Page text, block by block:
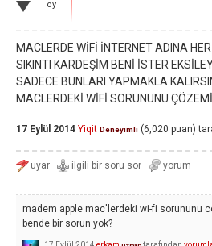
oy
MACLERDE WİFİ İNTERNET ADINA
SIKINTI KARDEŞİM BENİ İSTER
SADECE BUNLARI YAPMAKLA
MACLERDEKİ WİFİ SORUNUNU
17 Eylül 2014 Yiqit Deneyimli (6,020 puan)
madem apple mac'lerdeki wi-fi sorununu
bende bir sorun yok?